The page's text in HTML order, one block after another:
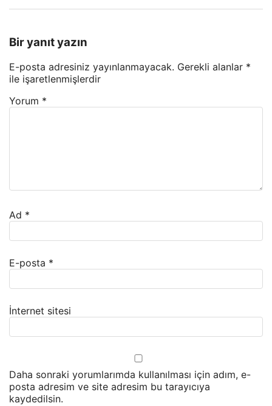
Bir yanıt yazın
E-posta adresiniz yayınlanmayacak. Gerekli alanlar *
ile işaretlenmişlerdir
Yorum *
Ad *
E-posta *
İnternet sitesi
Daha sonraki yorumlarımda kullanılması için adım, e-
posta adresim ve site adresim bu tarayıcıya
kaydedilsin.